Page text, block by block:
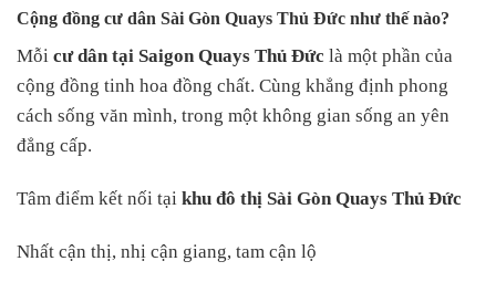
Cộng đồng cư dân Sài Gòn Quays Thủ Đức như thế nào?
Mỗi cư dân tại Saigon Quays Thủ Đức là một phần của
cộng đồng tinh hoa đồng chất. Cùng khẳng định phong
cách sống văn mình, trong một không gian sống an yên
đẳng cấp.
Tâm điểm kết nối tại khu đô thị Sài Gòn Quays Thủ Đức
Nhất cận thị, nhị cận giang, tam cận lộ